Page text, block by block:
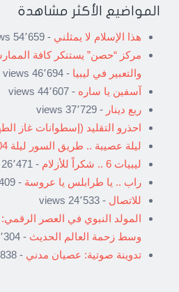
المواضيع الأكثر مشاهدة
هذا الإسلام لا يمثلني - 54٬659 views
مركز “حصن” يستنكر كافة
والتعبير في ليبيا - 46٬694 views
آسفين يا ساره - 44٬607 views
ربع دينار - 37٬729 views
احذرو التقليد (إسطوانات غاز
ليلة عصيبة .. طريق السور ليلة 04-11-2012
ليبيات 6 .. شكراً للأزلام
- 26٬471 views
راب .. يا طرابلس يا عروسة - 25٬409 views
للاتصال - 24٬533 views
المولد النبوي في العصر الرقمي:
وسط زحمة العالم الحديث - 23٬304 views
تدوينة صوتية: عصيان مدني - 22٬838 views